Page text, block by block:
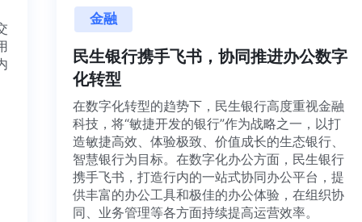
交
用
内
金融
民生银行携手飞书，协同推进办公数字
化转型
在数字化转型的趋势下，民生银行高度重视金融
科技，将“敏捷开发的银行”作为战略之一，以打
造敏捷高效、体验极致、价值成长的生态银行、
智慧银行为目标。在数字化办公方面，民生银行
携手飞书，打造行内的一站式协同办公平台，提
供丰富的办公工具和极佳的办公体验，在组织协
同、业务管理等各方面持续提高运营效率。